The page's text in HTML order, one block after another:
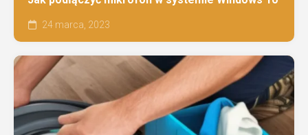
24 marca, 2023